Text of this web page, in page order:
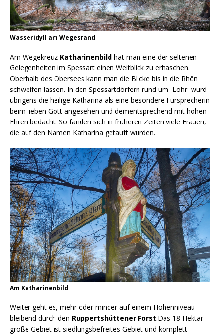
Wasseridyll am Wegesrand
Am Wegekreuz Katharinenbild hat man eine der seltenen
Gelegenheiten im Spessart einen Weitblick zu erhaschen.
Oberhalb des Obersees kann man die Blicke bis in die Rhön
schweifen lassen. In den Spessartdörfern rund um Lohr wurd
übrigens die heilige Katharina als eine besondere Fürsprecherin
beim lieben Gott angesehen und dementsprechend mit hohen
Ehren bedacht. So fanden sich in früheren Zeiten viele Frauen,
die auf den Namen Katharina getauft wurden.
Am Katharinenbild
Weiter geht es, mehr oder minder auf einem Höhenniveau
bleibend durch den Ruppertshüttener Forst.Das 18 Hektar
große Gebiet ist siedlungsbefreites Gebiet und komplett